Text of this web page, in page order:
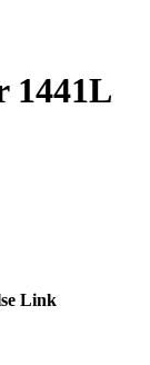
1441L
Link